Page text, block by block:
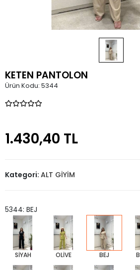
KETEN PANTOLON
Ürün Kodu: 5344
1.430,40 TL
Kategori: ALT GİYİM
5344: BEJ
SİYAH OLİVE BEJ